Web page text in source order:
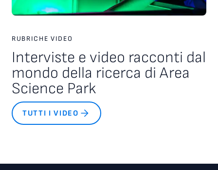
RUBRICHE VIDEO
Interviste e video racconti dal
mondo della ricerca di Area
Science Park
TUTTI I VIDEO